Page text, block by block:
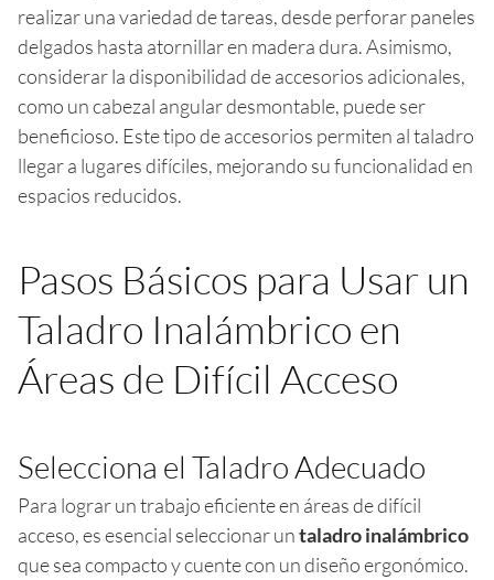
realizar una variedad de tareas, desde perforar paneles
delgados hasta atornillar en madera dura. Asimismo,
considerar la disponibilidad de accesorios adicionales,
como un cabezal angular desmontable, puede ser
beneficioso. Este tipo de accesorios permiten al taladro
llegar a lugares difíciles, mejorando su funcionalidad en
espacios reducidos.
Pasos Básicos para Usar un
Taladro Inalámbrico en
Áreas de Difícil Acceso
Selecciona el Taladro Adecuado
Para lograr un trabajo eficiente en áreas de difícil
acceso, es esencial seleccionar untaladro inalámbrico
que sea compacto y cuente con un diseño ergonómico.